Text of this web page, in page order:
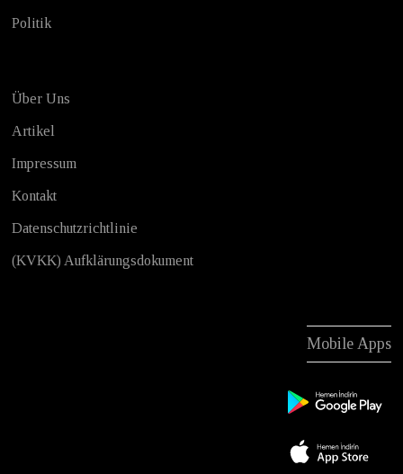
Politik
Über Uns
Artikel
Impressum
Kontakt
Datenschutzrichtlinie
(KVKK) Aufklärungsdokument
Mobile Apps